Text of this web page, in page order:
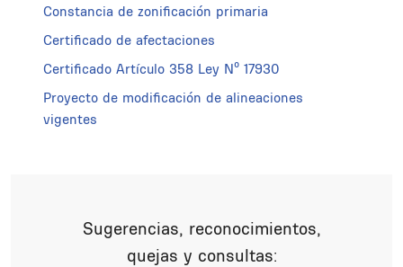
Constancia de zonificación primaria
Certificado de afectaciones
Certificado Artículo 358 Ley Nº 17930
Proyecto de modificación de alineaciones
vigentes
Sugerencias, reconocimientos,
quejas y consultas: